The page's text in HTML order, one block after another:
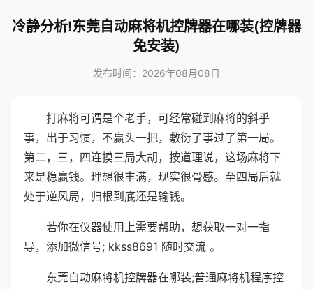
冷静分析!东莞自动麻将机控牌器在哪装(控牌器
免安装)
发布时间：2026年08月08日
打麻将可谓是个老手，可经常碰到麻将的斜乎
事，出于习惯，不赢头一把，敷衍了事过了第一局。
第二，三，四连摸三局大胡，按道理说，这场麻将下
来是稳赢钱。理想很丰满，现实很骨感。至四局后就
处于逆风局，归根到底还是输钱。
若你在仪器使用上需要帮助，想获取一对一指
导，添加微信号; kkss8691 随时交流 。
东莞自动麻将机控牌器在哪装;普通麻将机程序控